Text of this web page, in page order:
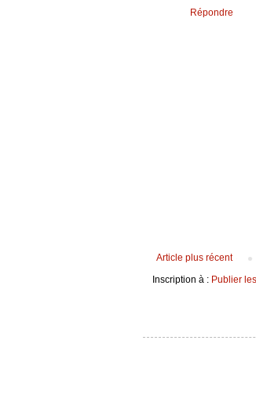
Répondre
Article plus récent
Inscription à : Publier